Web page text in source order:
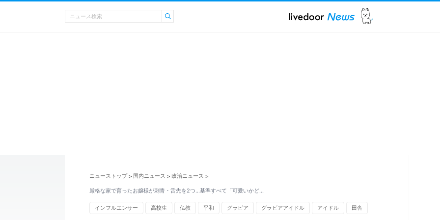
ニューストップ > 国内ニュース > 政治ニュース >
厳格な家で育ったお嬢様が刺青・舌先を2つ…基準すべて「可愛いかど…
インフルエンサー 高校生 仏教 平和 グラビア グラビアアイドル アイドル 田舎